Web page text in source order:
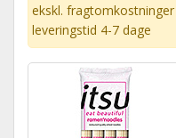
ekskl. fragtomkostninger
leveringstid 4-7 dage